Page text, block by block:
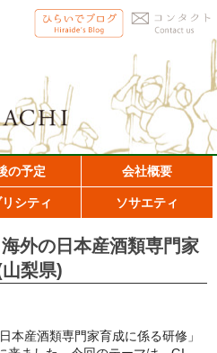
の予定 会社概要
シティ ソサエティ
外の日本産酒類専門家
梨県)
本産酒類専門家育成に係る研修」